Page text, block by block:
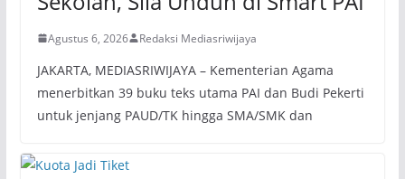
Agustus 6, 2026 Redaksi Mediasriwijaya
JAKARTA, MEDIASRIWIJAYA – Kementerian Agama
menerbitkan 39 buku teks utama PAI dan Budi Pekerti
untuk jenjang PAUD/TK hingga SMA/SMK dan